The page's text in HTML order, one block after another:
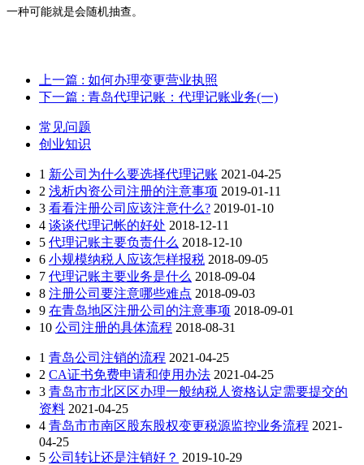
一种可能就是会随机抽查。
上一篇 : 如何办理变更营业执照
下一篇 : 青岛代理记账：代理记账业务(一)
常见问题
创业知识
1 新公司为什么要选择代理记账 2021-04-25
2 浅析内资公司注册的注意事项 2019-01-11
3 看看注册公司应该注意什么? 2019-01-10
4 谈谈代理记帐的好处 2018-12-11
5 代理记账主要负责什么 2018-12-10
6 小规模纳税人应该怎样报税 2018-09-05
7 代理记账主要业务是什么 2018-09-04
8 注册公司要注意哪些难点 2018-09-03
9 在青岛地区注册公司的注意事项 2018-09-01
10 公司注册的具体流程 2018-08-31
1 青岛公司注销的流程 2021-04-25
2 CA证书免费申请和使用办法 2021-04-25
3 青岛市市北区区办理一般纳税人资格认定需要提交的
资料 2021-04-25
4 青岛市市南区股东股权变更税源监控业务流程 2021-
04-25
5 公司转让还是注销好？ 2019-10-29